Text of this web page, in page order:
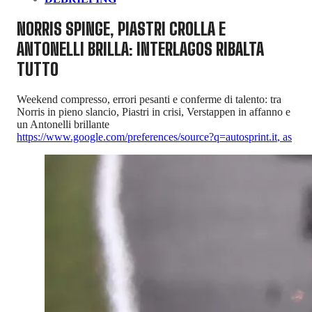
NORRIS SPINGE, PIASTRI CROLLA E
ANTONELLI BRILLA: INTERLAGOS RIBALTA
TUTTO
Weekend compresso, errori pesanti e conferme di talento: tra
Norris in pieno slancio, Piastri in crisi, Verstappen in affanno e
un Antonelli brillante
https://www.google.com/preferences/source?q=autosprint.it, as